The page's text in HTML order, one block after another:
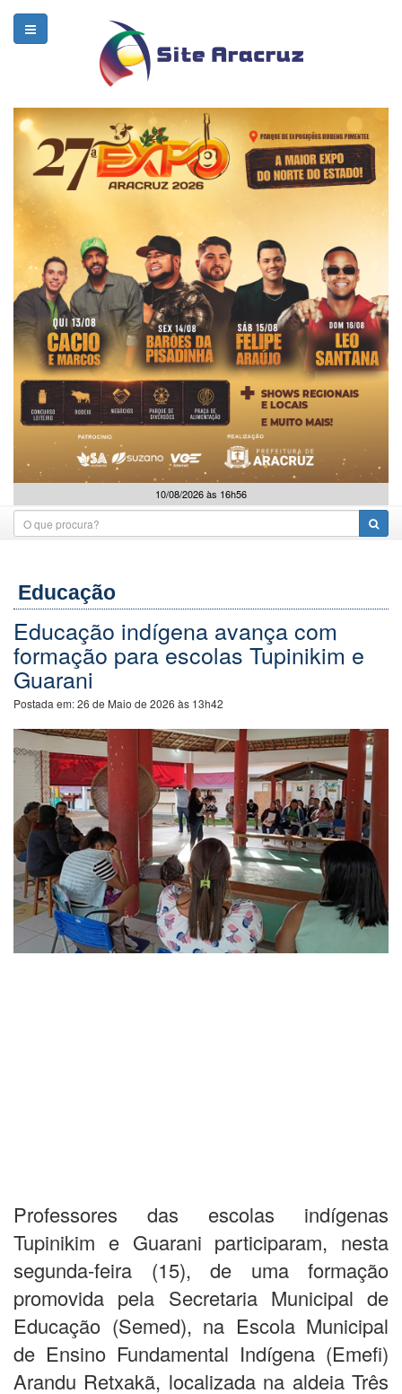
10/08/2026 às 16h56
Educação
Educação indígena avança com
formação para escolas Tupinikim e
Guarani
Postada em:26 de Maio de 2026 às 13h42
Professores das escolas indígenas
Tupinikim e Guarani participaram, nesta
segunda-feira (15), de uma formação
promovida pela Secretaria Municipal de
Educação (Semed), na Escola Municipal
de Ensino Fundamental Indígena (Emefi)
Arandu Retxakã, localizada na aldeia Três